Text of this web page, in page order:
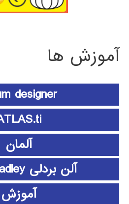
آموزش ها
designer
آلمان
آلن بردلی Allen bradley
آموزش